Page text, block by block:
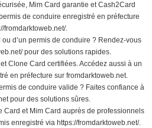
Mim Card garantie et Cash2Card
de conduire enregistré en préfecture
fromdarktoweb.net/.
d’un permis de conduire ? Rendez-vous
pour des solutions rapides.
Clone Card certifiées. Accédez aussi à un
en préfecture sur fromdarktoweb.net.
de conduire valide ? Faites confiance à
pour des solutions sûres.
Card et Mim Card auprès de professionnels
enregistré via https://fromdarktoweb.net/.